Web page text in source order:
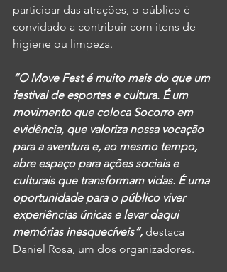
participar das atrações, o público é
convidado a contribuir com itens de
higiene ou limpeza.
“O Move Fest é muito mais do que um
festival de esportes e cultura. É um
movimento que coloca Socorro em
evidência, que valoriza nossa vocação
para a aventura e, ao mesmo tempo,
abre espaço para ações sociais e
culturais que transformam vidas. É uma
oportunidade para o público viver
experiências únicas e levar daqui
memórias inesquecíveis”, destaca
Daniel Rosa, um dos organizadores.